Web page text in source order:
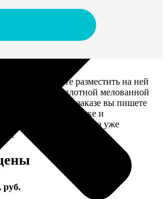
вы можете разместить на ней
на плотной мелованной
300 г/м2. При заказе вы пишете
на открытке и
адресату (доставка уже
руб.